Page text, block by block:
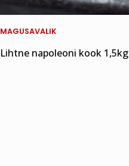
MAGUSAVALIK
Lihtne napoleoni kook 1,5kg